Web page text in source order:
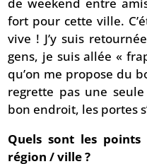
fort pour cette ville.
vive ! J’y suis
gens, je suis allée «
qu’on me propose du
regrette pas une
bon endroit, les portes
Quels sont les
région / ville ?